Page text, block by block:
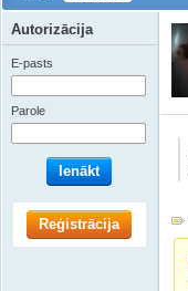
Autorizācija
E-pasts
Parole
Ienākt
Reģistrācija